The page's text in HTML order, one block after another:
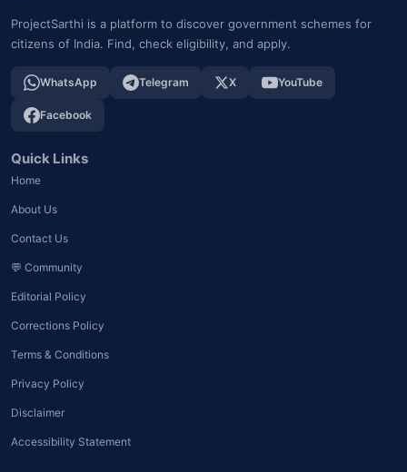
ProjectSarthi is a platform to discover government schemes for
citizens of India. Find, check eligibility, and apply.
WhatsApp Telegram X YouTube
Facebook
Quick Links
Home
About Us
Contact Us
💬 Community
Editorial Policy
Corrections Policy
Terms & Conditions
Privacy Policy
Disclaimer
Accessibility Statement